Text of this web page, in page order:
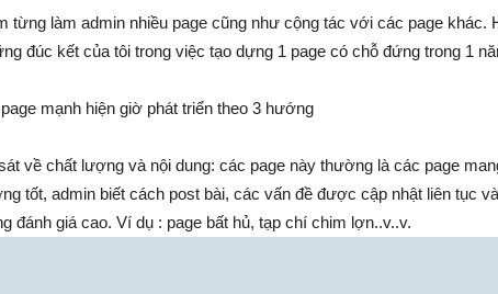
Làm
từng làm admin nhiều page cũng như cộng tác với các page khác.
đúc kết của tôi trong việc tạo dựng 1 page có chỗ đứng trong 1
mạnh hiện giờ phát triển theo 3 hướng
về chất lượng và nội dung: các page này thường là các page
tốt, admin biết cách post bài, các vấn đề được cập nhật liên tục
đánh giá cao. Ví dụ : page bất hủ, tạp chí chim lợn..v..v.